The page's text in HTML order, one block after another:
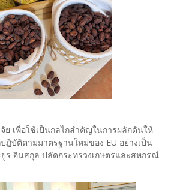
เพื่อใช้เป็นกลไกสำคัญในการผลักดันให้
ฏิบัติตามมาตรฐานใหม่ของ EU อย่างเป็น
ร อินสกุล ปลัดกระทรวงเกษตรและสหกรณ์